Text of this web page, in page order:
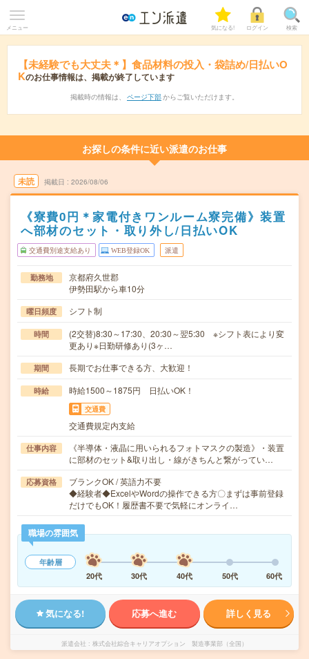
メニュー 気になる! ログイン 検索
【未経験でも大丈夫＊】食品材料の投入・袋詰め/日払いO
Kのお仕事情報は、掲載が終了しています
掲載時の情報は、 ページ下部 からご覧いただけます。
お探しの条件に近い派遣のお仕事
未読 掲載日 2026/08/06
《寮費0円＊家電付きワンルーム寮完備》装置
へ部材のセット・取り外し/日払いOK
交通費別途支給あり WEB登録OK 派遣
勤務地
京都府久世郡
伊勢田駅から車10分
曜日頻度 シフト制
時間
(2交替)8:30～17:30、20:30～翌5:30 ※シフト表により変
更あり※日勤研修あり(3ヶ…
期間 長期でお仕事できる方、大歓迎！
時給 時給1500～1875円 日払いOK！
交通費
交通費規定内支給
仕事内容
《半導体・液晶に用いられるフォトマスクの製造》・装置
に部材のセット&取り出し・線がきちんと繋がってい…
応募資格
ブランクOK / 英語力不要
◆経験者◆ExcelやWordの操作できる方〇まずは事前登録
だけでもOK！履歴書不要で気軽にオンライ…
職場の雰囲気
年齢層
20代
30代 40代 50代 60代
気になる! 応募へ進む 詳しく見る
派遣会社 株式会社綜合キャリアオプション 製造事業部（全国）